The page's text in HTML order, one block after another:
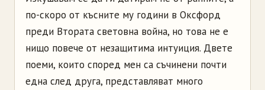
по-скоро от късните му години в Оксфорд
преди Втората световна война, но това не е
нищо повече от незащитима интуиция. Двете
поеми, които според мен са съчинени почти
една след друга, представляват много